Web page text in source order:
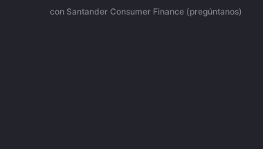
con Santander Consumer Finance (pregúntanos)